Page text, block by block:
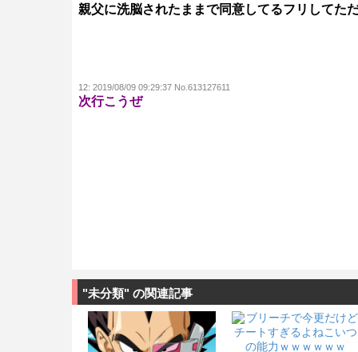
親父に洗脳されたままで同意してるフリしてた
12: 2019/08/09 09:29:37 No.613127611
次行こうぜ
"未分類" の関連記事